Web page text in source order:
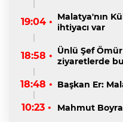
19:04 • Malatya'nın
ihtiyacı var
18:58 • Ünlü Şef
ziyaretlerde
18:48 • Başkan Er:
10:23 • Mahmut